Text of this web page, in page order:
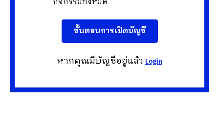
ขั้นตอนการเปิดบัญชี
หากคุณมีบัญชีอยู่แล้วLogin